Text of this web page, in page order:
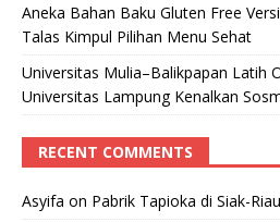
Aneka Bahan Baku Gluten Free
Talas Kimpul Pilihan Menu Sehat
Universitas Mulia–Balikpapan Latih
Universitas Lampung Kenalkan
RECENT COMMENTS
Asyifa on Pabrik Tapioka di Siak-